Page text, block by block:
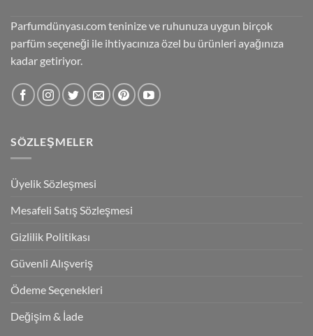
Parfumdünyası.com teninize ve ruhunuza uygun birçok
parfüm seçeneği ile ihtiyacınıza özel bu ürünleri ayağınıza
kadar getiriyor.
SÖZLEŞMELER
Üyelik Sözleşmesi
Mesafeli Satış Sözleşmesi
Gizlilik Politikası
Güvenli Alışveriş
Ödeme Seçenekleri
Değişim & İade